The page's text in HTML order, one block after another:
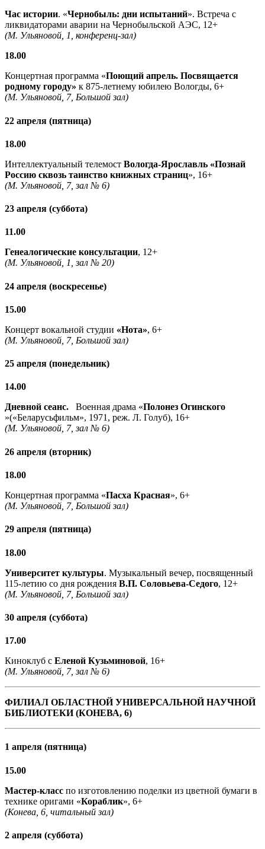
Час истории. «Чернобыль: дни испытаний». Встреча с
ликвидаторами аварии на Чернобыльской АЭС, 12+
(М. Ульяновой, 1, конференц-зал)
18.00
Концертная программа «Поющий апрель. Посвящается
родному городу» к 875-летнему юбилею Вологды, 6+
(М. Ульяновой, 7, Большой зал)
22 апреля (пятница)
18.00
Интеллектуальный телемост Вологда-Ярославль «Познай
Россию сквозь таинство книжных страниц», 16+
(М. Ульяновой, 7, зал № 6)
23 апреля (суббота)
11.00
Генеалогические консультации, 12+
(М. Ульяновой, 1, зал № 20)
24 апреля (воскресенье)
15.00
Концерт вокальной студии «Нота», 6+
(М. Ульяновой, 7, Большой зал)
25 апреля (понедельник)
14.00
Дневной сеанс.
Военная драма «Полонез Огинского
»(«Беларусьфильм», 1971, реж. Л. Голуб), 16+
(М. Ульяновой, 7, зал № 6)
26 апреля (вторник)
18.00
Концертная программа «Пасха Красная», 6+
(М. Ульяновой, 7, Большой зал)
29 апреля (пятница)
18.00
Университет культуры. Музыкальный вечер, посвященный
115-летию со дня рождения В.П. Соловьева-Седого, 12+
(М. Ульяновой, 7, Большой зал)
30 апреля (суббота)
17.00
Киноклуб с Еленой Кузьминовой, 16+
(М. Ульяновой, 7, зал № 6)
ФИЛИАЛ ОБЛАСТНОЙ УНИВЕРСАЛЬНОЙ НАУЧНОЙ
БИБЛИОТЕКИ (КОНЕВА, 6)
1 апреля (пятница)
15.00
Мастер-класс по изготовлению поделки из цветной бумаги в
технике оригами «Кораблик», 6+
(Конева, 6, читальный зал)
2 апреля (суббота)